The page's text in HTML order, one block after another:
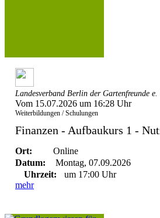
Landesverband Berlin der Gartenfreunde e.
Vom 15.07.2026 um 16:28 Uhr
Weiterbildungen / Schulungen
Finanzen - Aufbaukurs 1 -
Ort:
Online
Datum:
Montag, 07.09.2026
Uhrzeit:
um 17:00 Uhr
mehr